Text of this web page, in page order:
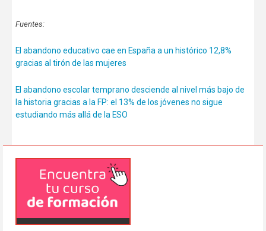
Fuentes:
El abandono educativo cae en España a un histórico 12,8%
gracias al tirón de las mujeres
El abandono escolar temprano desciende al nivel más bajo de
la historia gracias a la FP: el 13% de los jóvenes no sigue
estudiando más allá de la ESO